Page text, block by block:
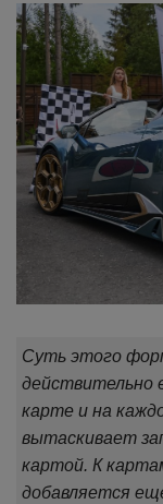
Суть этого
действительно
карте и на
вытаскивает
картой. К
добавляется